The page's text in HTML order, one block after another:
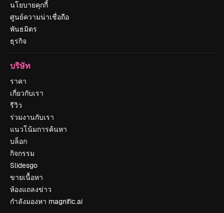
นโยบายคุกกี้
ศูนย์ความน่าเชื่อถือ
พันธมิตร
ธุรกิจ
บริษัท
ราคา
เกี่ยวกับเรา
รีวิว
ร่วมงานกับเรา
แนวโน้มการค้นหา
บล็อก
กิจกรรม
Slidesgo
ขายเนื้อหา
ห้องแถลงข่าว
กำลังมองหา magnific.ai